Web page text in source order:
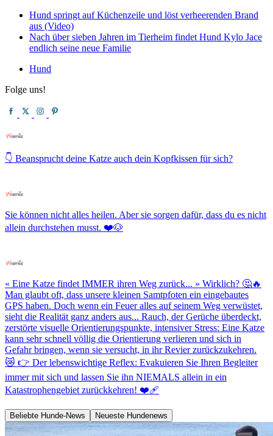
Hund springt auf Küchenzeile und löst verheerenden Brand
aus (Video)
Nach über sieben Jahren im Tierheim findet Hund Kylo Jace
endlich seine neue Familie
Hund
Folge uns!
👇 Beansprucht deine Katze auch dein Kopfkissen für sich?
Sie können nicht alles heilen. Aber sie sorgen dafür, dass du es nicht
allein durchstehen musst. ❤️🐶
« Eine Katze findet IMMER ihren Weg zurück... » Wirklich? 🤔🔥
Man glaubt oft, dass unsere kleinen Samtpfoten ein eingebautes
GPS haben. Doch wenn ein Feuer alles auf seinem Weg verwüstet,
sieht die Realität ganz anders aus... Rauch, der Gerüche überdeckt,
zerstörte visuelle Orientierungspunkte, intensiver Stress: Eine Katze
kann sehr schnell völlig die Orientierung verlieren und sich in
Gefahr bringen, wenn sie versucht, in ihr Revier zurückzukehren.
😿 👉 Der lebenswichtige Reflex: Evakuieren Sie Ihren Begleiter
immer mit sich und lassen Sie ihn NIEMALS allein in ein
Katastrophengebiet zurückkehren! ❤️‍🩹
Beliebte Hunde-News Neueste Hundenews